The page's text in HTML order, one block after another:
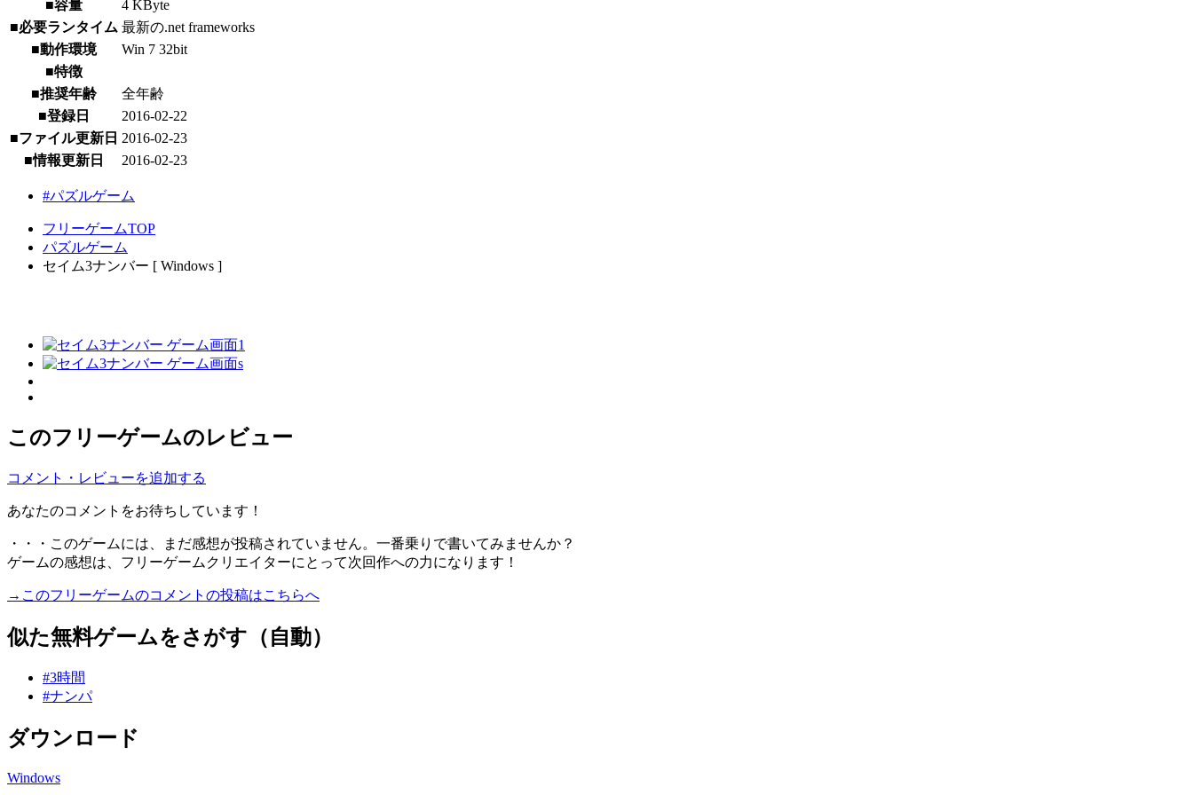
■容量
4 KByte
■必要ランタイム 最新の.net frameworks
■動作環境
Win 7 32bit
■特徴
■推奨年齢
全年齢
■登録日
2016-02-22
■ファイル更新日 2016-02-23
■情報更新日
2016-02-23
#パズルゲーム
フリーゲームTOP
パズルゲーム
セイム3ナンバー [ Windows ]
このフリーゲームのレビュー
コメント・レビューを追加する
あなたのコメントをお待ちしています！
・・・このゲームには、まだ感想が投稿されていません。一番乗りで書いてみませんか？
ゲームの感想は、フリーゲームクリエイターにとって次回作への力になります！
→このフリーゲームのコメントの投稿はこちらへ
似た無料ゲームをさがす（自動）
#3時間
#ナンパ
ダウンロード
Windows